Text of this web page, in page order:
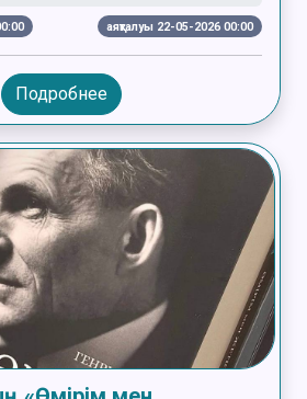
аяқталуы 22-05-2026 00:00
Подробнее